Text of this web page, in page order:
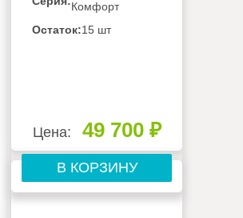
Комфорт
Остаток:15 шт
Цена: 49 700 ₽
В КОРЗИНУ